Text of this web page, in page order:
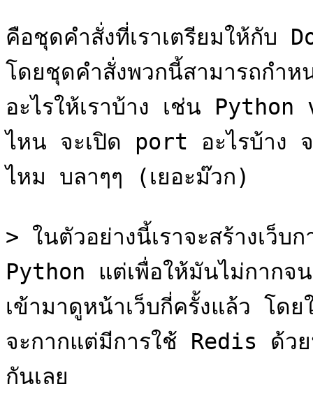
คือชุดคำสั่งที่เราเตรียมให้กับ
โดยชุดคำสั่งพวกนี้สามารถกำห
อะไรให้เราบ้าง เช่น
ไหน จะเปิด port อะไรบ้าง
ไหม บลาๆๆ (เยอะม๊วก)
> ในตัวอย่างนี้เราจะสร้างเว็บ
Python แต่เพื่อให้มันไม่กากจ
เข้ามาดูหน้าเว็บกี่ครั้งแล้ว โ
จะกากแต่มีการใช้ Redis ด้ว
กันเลย